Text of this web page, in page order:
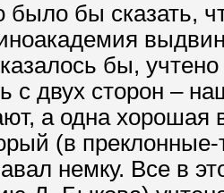
бы сказать,
бы,
с двух сторон –
а одна хорошая
(в
немку. Все в